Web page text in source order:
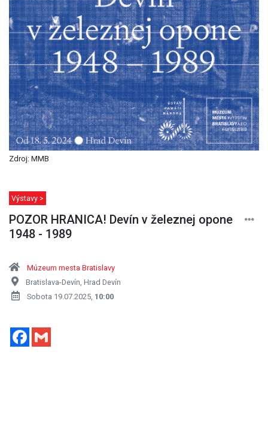
Zdroj: MMB
Výstavy >
POZOR HRANICA! Devín v železnej opone
1948 - 1989
Múzeum mesta Bratislavy
Bratislava-Devín, Hrad Devín
Sobota 19.07.2025, 10:00
Facebook